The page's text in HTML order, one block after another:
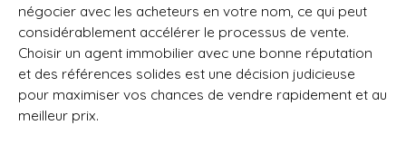
négocier avec les acheteurs en votre nom, ce qui peut
considérablement accélérer le processus de vente.
Choisir un agent immobilier avec une bonne réputation
et des références solides est une décision judicieuse
pour maximiser vos chances de vendre rapidement et au
meilleur prix.